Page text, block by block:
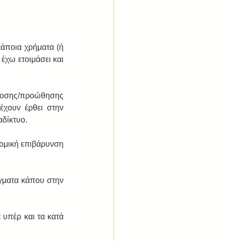
χρήματα (ή
ετοιμάσει και
προώθησης
έρθει στην
επιβάρυνση
κάπου στην
και τα κατά